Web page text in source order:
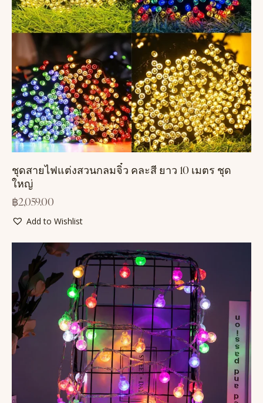
ชุดสายไฟแต่งสวนกลมจิ๋ว คละสี ยาว 10 เมตร ชุด
ใหญ่
฿2,059.00
Add to Wishlist